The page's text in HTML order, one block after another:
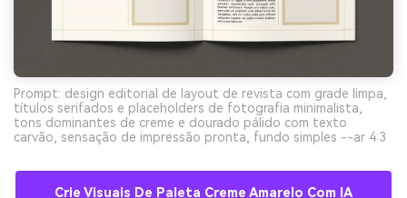
Prompt: design editorial de layout de revista com grade limpa,
títulos serifados e placeholders de fotografia minimalista,
tons dominantes de creme e dourado pálido com texto
carvão, sensação de impressão pronta, fundo simples --ar 4:3
Crie Visuais De Paleta Creme Amarelo Com IA